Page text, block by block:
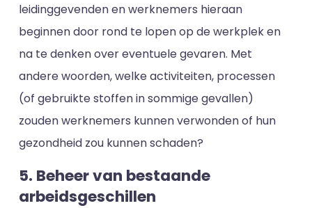
leidinggevenden en werknemers hieraan
beginnen door rond te lopen op de werkplek en
na te denken over eventuele gevaren. Met
andere woorden, welke activiteiten, processen
(of gebruikte stoffen in sommige gevallen)
zouden werknemers kunnen verwonden of hun
gezondheid zou kunnen schaden?
5. Beheer van bestaande
arbeidsgeschillen